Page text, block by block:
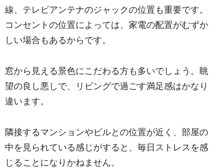
線、テレビアンテナのジャックの位置 も重要です。
コンセントの位置によっては、家電の配置がむずか
しい場合もあるからです。
窓から見える景色にこだわる方も多いでしょう。 眺
望の良し悪しで、リビングで過ごす満足感はかなり
違います。
隣接するマンションやビルとの位置が近く、部屋の
中を見られている感じがすると、毎日ストレスを感
じることになりかねません。